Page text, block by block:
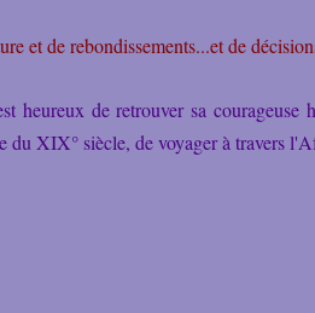
et de rebondissements...et de
heureux de retrouver sa
du XIX° siècle, de voyager à travers